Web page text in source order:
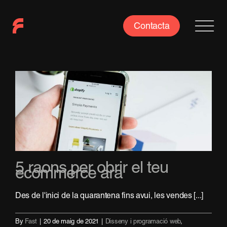
content
Contacta
5 raons per obrir el teu
ecommerce ara
Des de l'inici de la quarantena fins avui, les vendes [...]
By Fast 20 de maig de 2021 Disseny i programació web,